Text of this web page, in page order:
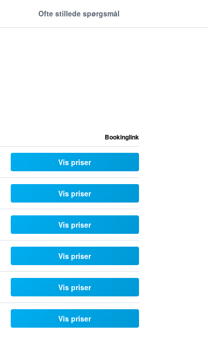
Ofte stillede spørgsmål
Bookinglink
Vis priser
Vis priser
Vis priser
Vis priser
Vis priser
Vis priser